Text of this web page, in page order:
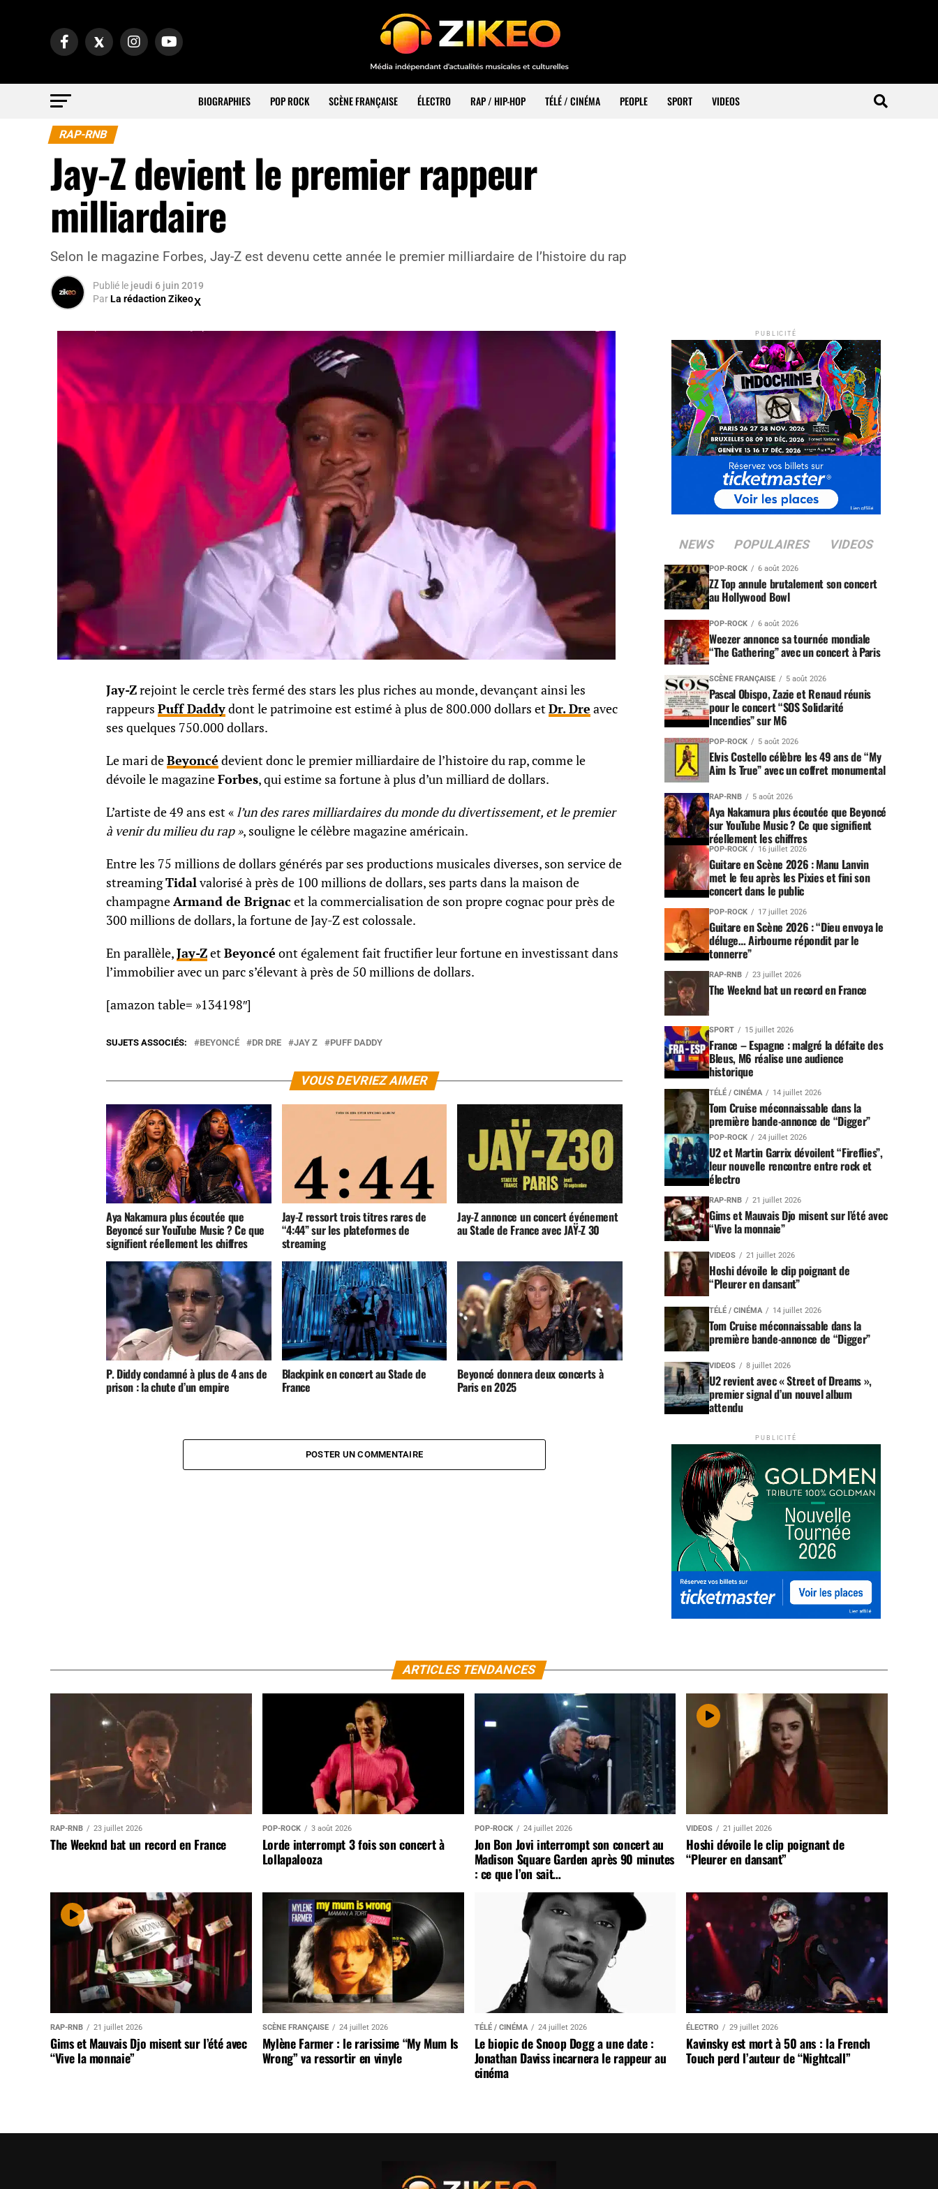
BIOGRAPHIES POP ROCK SCÈNE FRANÇAISE ÉLECTRO RAP / HIP-HOP TÉLÉ / CINÉMA PEOPLE SPORT VIDEOS
RAP-RNB
Jay-Z devient le premier rappeur
milliardaire
Selon le magazine Forbes, Jay-Z est devenu cette année le premier milliardaire de l’histoire du rap
Publié le jeudi 6 juin 2019
ParLa rédaction Zikeo
Jay-Zrejoint le cercle très fermé des stars les plus riches au monde, devançant ainsi les
rappeurs Puff Daddydont le patrimoine est estimé à plus de 800.000 dollars etDr. Dre avec
ses quelques 750.000 dollars.
Le mari deBeyoncé devient donc le premier milliardaire de l’histoire du rap, comme le
dévoile le magazineForbes, qui estime sa fortune à plus d’un milliard de dollars.
L’artiste de 49 ans est «l’un des rares milliardaires du monde du divertissement, et le premier
à venir du milieu du rap », souligne le célèbre magazine américain.
Entre les 75 millions de dollars générés par ses productions musicales diverses, son service de
streamingTidalvalorisé à près de 100 millions de dollars, ses parts dans la maison de
champagneArmand de Brignac et la commercialisation de son propre cognac pour près de
300 millions de dollars, la fortune de Jay-Z est colossale.
En parallèle,Jay-ZetBeyoncé ont également fait fructifier leur fortune en investissant dans
l’immobilier avec un parc s’élevant à près de 50 millions de dollars.
[amazon table= »134198″]
SUJETS ASSOCIÉS: BEYONCÉ DR DRE JAY Z PUFF DADDY
VOUS DEVRIEZ AIMER
Aya Nakamura plus écoutée que
Beyoncé sur YouTube Music ? Ce que
signifient réellement les chiffres
Jay-Z ressort trois titres rares de
“4:44” sur les plateformes de
streaming
Jay-Z annonce un concert événement
au Stade de France avec JAŸ-Z 30
P. Diddy condamné à plus de 4 ans de
prison : la chute d’un empire
Blackpink en concert au Stade de
France
Beyoncé donnera deux concerts à
Paris en 2025
POSTER UN COMMENTAIRE
PUBLICITÉ
NEWS POPULAIRES VIDEOS
POP-ROCK 6 août 2026
ZZ Top annule brutalement son concert
au Hollywood Bowl
POP-ROCK 6 août 2026
Weezer annonce sa tournée mondiale
“The Gathering” avec un concert à Paris
SCÈNE FRANÇAISE 5 août 2026
Pascal Obispo, Zazie et Renaud réunis
pour le concert “SOS Solidarité
Incendies” sur M6
POP-ROCK 5 août 2026
Elvis Costello célèbre les 49 ans de “My
Aim Is True” avec un coffret monumental
RAP-RNB 5 août 2026
Aya Nakamura plus écoutée que Beyoncé
sur YouTube Music ? Ce que signifient
réellement les chiffres
POP-ROCK 16 juillet 2026
Guitare en Scène 2026 : Manu Lanvin
met le feu après les Pixies et fini son
concert dans le public
POP-ROCK 17 juillet 2026
Guitare en Scène 2026 : “Dieu envoya le
déluge… Airbourne répondit par le
tonnerre”
RAP-RNB 23 juillet 2026
The Weeknd bat un record en France
SPORT 15 juillet 2026
France – Espagne : malgré la défaite des
Bleus, M6 réalise une audience
historique
TÉLÉ / CINÉMA 14 juillet 2026
Tom Cruise méconnaissable dans la
première bande-annonce de “Digger”
POP-ROCK 24 juillet 2026
U2 et Martin Garrix dévoilent “Fireflies”,
leur nouvelle rencontre entre rock et
électro
RAP-RNB 21 juillet 2026
Gims et Mauvais Djo misent sur l’été avec
“Vive la monnaie”
VIDEOS 21 juillet 2026
Hoshi dévoile le clip poignant de
“Pleurer en dansant”
TÉLÉ / CINÉMA 14 juillet 2026
Tom Cruise méconnaissable dans la
première bande-annonce de “Digger”
VIDEOS 8 juillet 2026
U2 revient avec « Street of Dreams »,
premier signal d’un nouvel album
attendu
PUBLICITÉ
ARTICLES TENDANCES
RAP-RNB 23 juillet 2026
The Weeknd bat un record en France
POP-ROCK 3 août 2026
Lorde interrompt 3 fois son concert à
Lollapalooza
POP-ROCK 24 juillet 2026
Jon Bon Jovi interrompt son concert au
Madison Square Garden après 90 minutes
: ce que l’on sait…
VIDEOS 21 juillet 2026
Hoshi dévoile le clip poignant de
“Pleurer en dansant”
RAP-RNB 21 juillet 2026
Gims et Mauvais Djo misent sur l’été avec
“Vive la monnaie”
SCÈNE FRANÇAISE 24 juillet 2026
Mylène Farmer : le rarissime “My Mum Is
Wrong” va ressortir en vinyle
TÉLÉ / CINÉMA 24 juillet 2026
Le biopic de Snoop Dogg a une date :
Jonathan Daviss incarnera le rappeur au
cinéma
ÉLECTRO 29 juillet 2026
Kavinsky est mort à 50 ans : la French
Touch perd l’auteur de “Nightcall”